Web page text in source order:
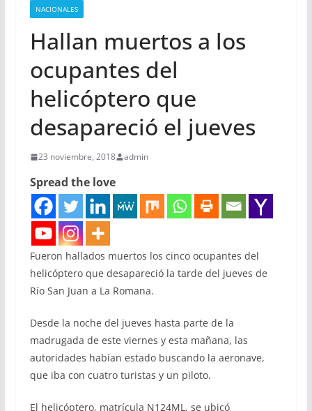
NACIONALES
Hallan muertos a los
ocupantes del
helicóptero que
desapareció el jueves
23 noviembre, 2018 admin
Spread the love
Fueron hallados muertos los cinco ocupantes del
helicóptero que desapareció la tarde del jueves de
Río San Juan a La Romana.
Desde la noche del jueves hasta parte de la
madrugada de este viernes y esta mañana, las
autoridades habían estado buscando la aeronave,
que iba con cuatro turistas y un piloto.
El helicóptero, matrícula N124ML, se ubicó